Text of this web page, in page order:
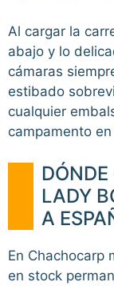
Al cargar la
abajo y lo
cámaras
estibado
cualquier
campamento
LADY
A
En Chachocarp
en stock